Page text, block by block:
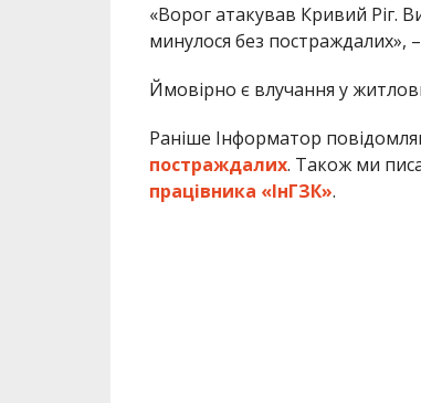
«Ворог атакував Кривий Ріг.
минулося без постраждалих»,
Ймовірно є влучання у
Раніше Інформатор
постраждалих. Також ми
працівника «ІнГЗК».